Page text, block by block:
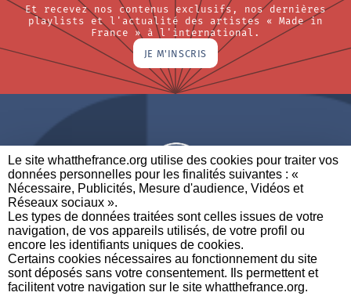
Le site whatthefrance.org utilise des cookies pour traiter vos
données personnelles pour les finalités suivantes : «
Nécessaire, Publicités, Mesure d'audience, Vidéos et
Réseaux sociaux ». ​
Les types de données traitées sont celles issues de votre
navigation, de vos appareils utilisés, de votre profil ou
encore les identifiants uniques de cookies. ​
Certains cookies nécessaires au fonctionnement du site
sont déposés sans votre consentement. Ils permettent et
facilitent votre navigation sur le site whatthefrance.org. ​
Et recevez nos contenus exclusifs, nos dernières
playlists et l'actualité des artistes « Made in
France » à l'international.
JE M'INSCRIS
A BRAND OF
PARTENAIRES CONTACTEZ-NOUS MENTIONS LÉGALES